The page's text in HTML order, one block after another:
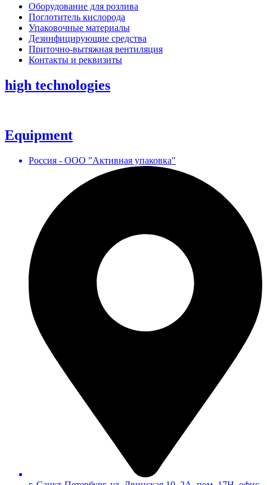
Оборудование для розлива
Поглотитель кислорода
Упаковочные материалы
Дезинфицирующие средства
Приточно-вытяжная вентиляция
Контакты и реквизиты
high technologies
Equipment
Россия - ООО "Активная упаковка"